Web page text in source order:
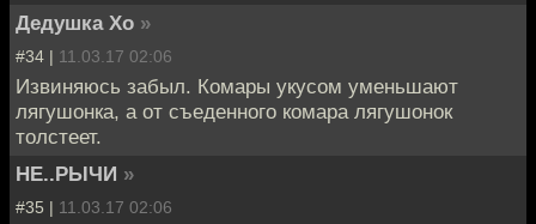
Дедушка Хо »
#34 | 11.03.17 02:06
Извиняюсь забыл. Комары укусом уменьшают
лягушонка, а от съеденного комара лягушонок
толстеет.
НЕ..РЫЧИ »
#35 | 11.03.17 02:06